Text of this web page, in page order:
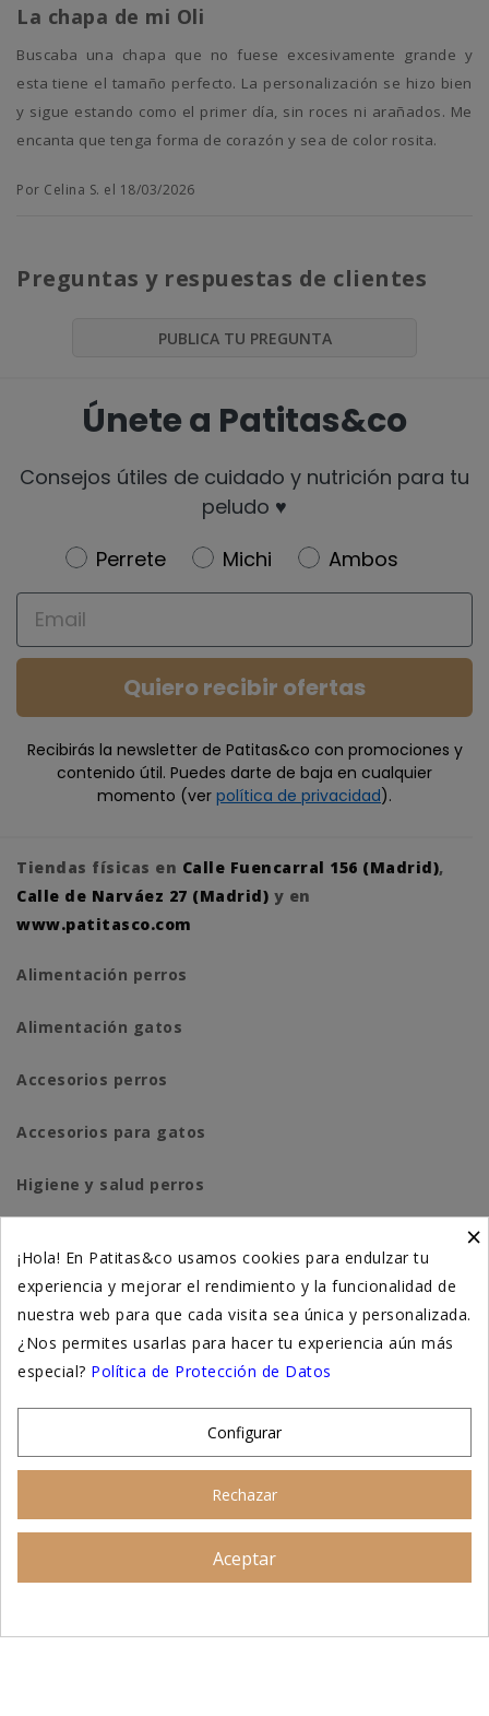
La chapa de mi Oli
Buscaba una chapa que no fuese excesivamente grande y
esta tiene el tamaño perfecto. La personalización se hizo bien
y sigue estando como el primer día, sin roces ni arañados. Me
encanta que tenga forma de corazón y sea de color rosita.
Por Celina S. el 18/03/2026
Preguntas y respuestas de clientes
PUBLICA TU PREGUNTA
Únete a Patitas&co
Consejos útiles de cuidado y nutrición para tu
peludo ♥️
Newsletter
Perrete Michi
Ambos
Email
Quiero recibir ofertas
Recibirás la newsletter de Patitas&co con promociones y
contenido útil. Puedes darte de baja en cualquier
momento (ver política de privacidad).
Tiendas físicas en Calle Fuencarral 156 (Madrid),
Calle de Narváez 27 (Madrid) y en
www.patitasco.com
Alimentación perros
Alimentación gatos
Accesorios perros
Accesorios para gatos
Higiene y salud perros
Suplementación natural
Otros
×
¡Hola! En Patitas&co usamos cookies para endulzar tu
experiencia y mejorar el rendimiento y la funcionalidad de
nuestra web para que cada visita sea única y personalizada.
¿Nos permites usarlas para hacer tu experiencia aún más
especial? Política de Protección de Datos
Configurar
Rechazar
Aceptar